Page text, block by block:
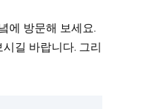
에 방문해 보세요.
길 바랍니다. 그리